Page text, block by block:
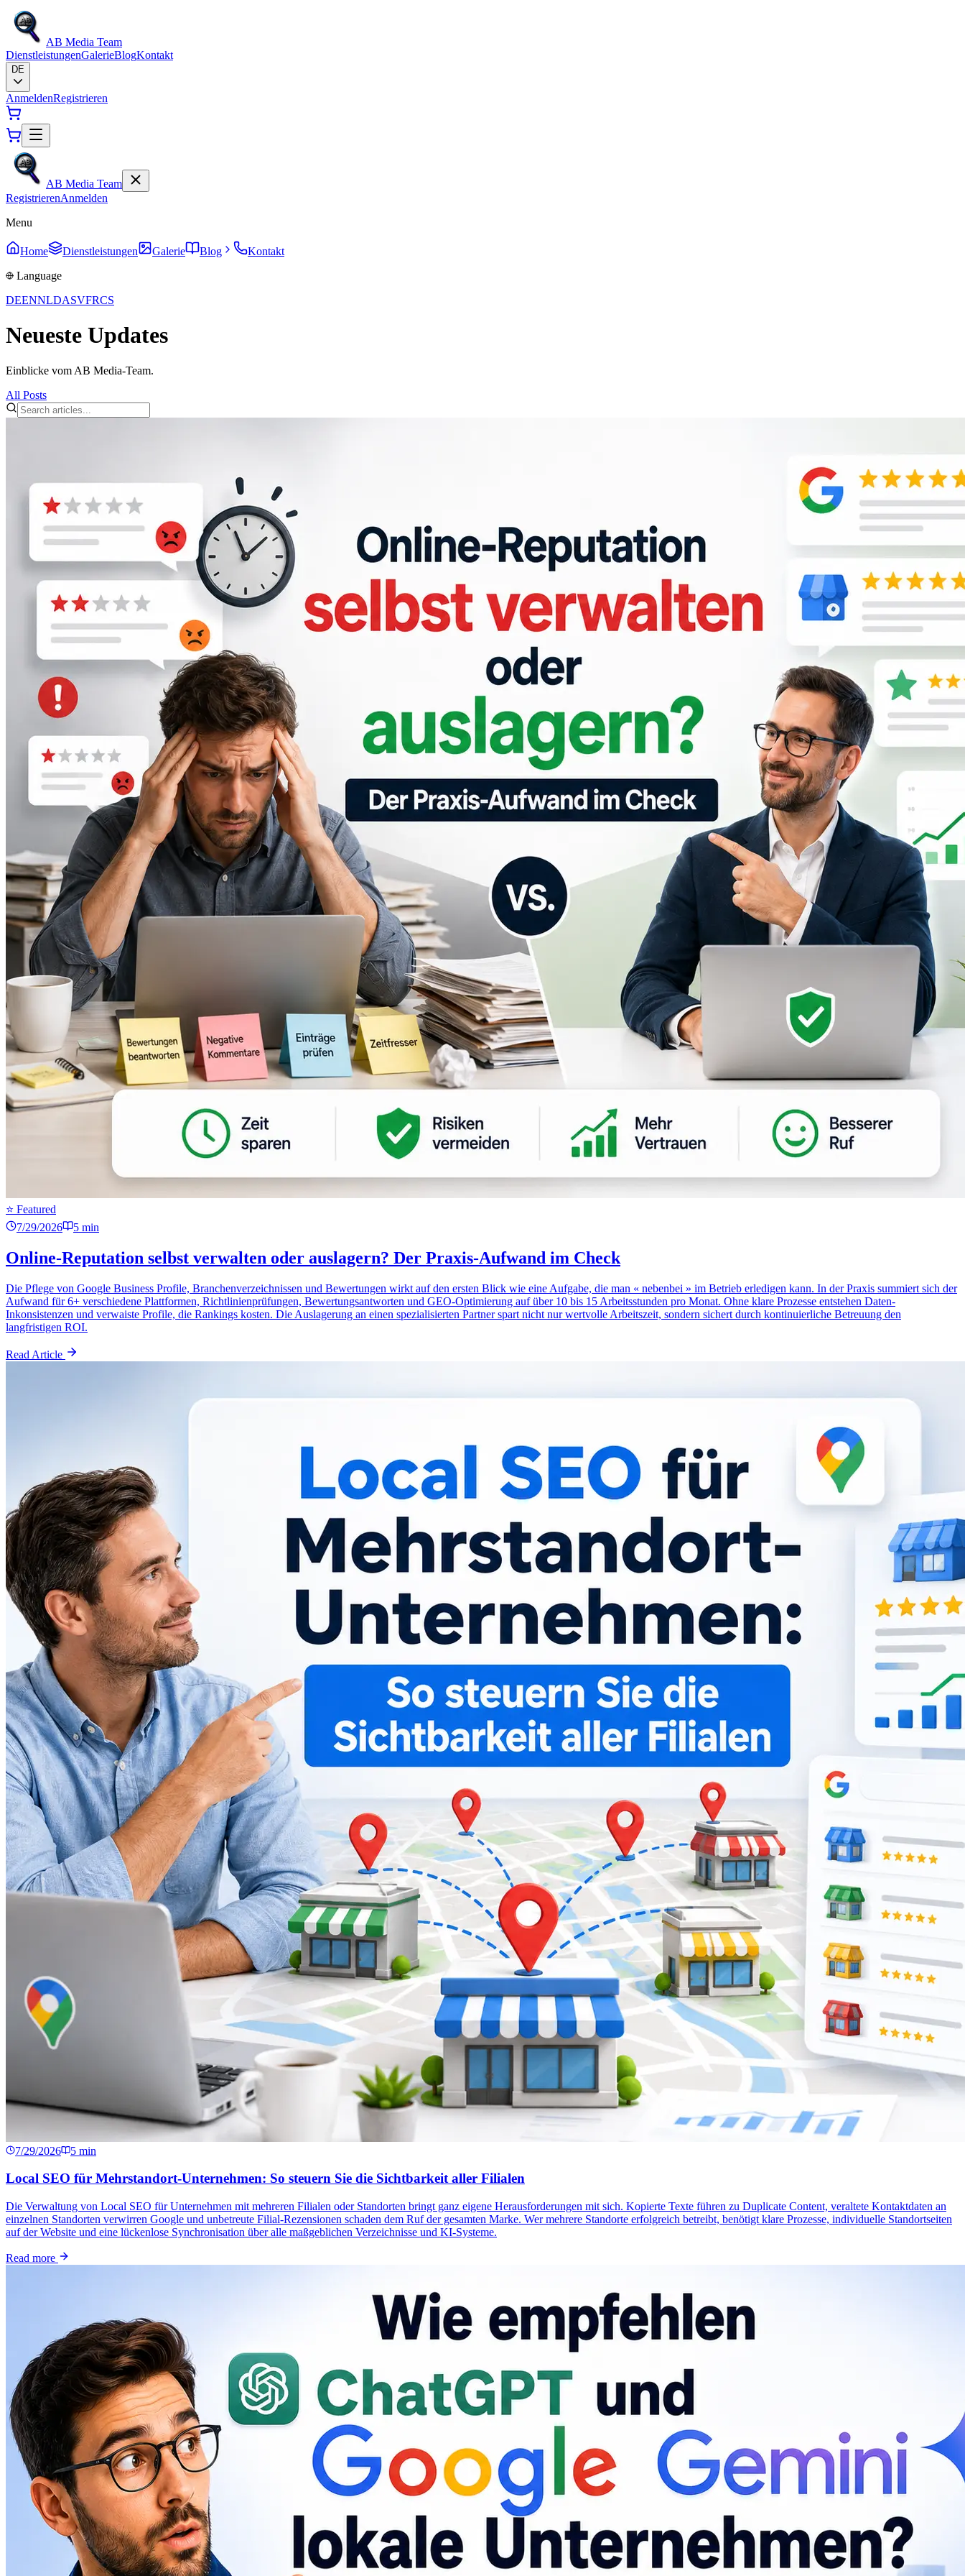
AB Media Team
DienstleistungenGalerieBlogKontakt
DE
AnmeldenRegistrieren
AB Media Team
RegistrierenAnmelden
Menu
Home Dienstleistungen Galerie Blog
Kontakt
Language
DEENNLDASVFRCS
Neueste Updates
Einblicke vom AB Media-Team.
All Posts
⭐ Featured
7/29/2026
5 min
Online-Reputation selbst verwalten oder auslagern? Der Praxis-Aufwand im Check
Die Pflege von Google Business Profile, Branchenverzeichnissen und Bewertungen wirkt auf den ersten Blick wie eine Aufgabe, die man « nebenbei » im Betrieb erledigen kann. In der Praxis summiert sich der
Aufwand für 6+ verschiedene Plattformen, Richtlinienprüfungen, Bewertungsantworten und GEO-Optimierung auf über 10 bis 15 Arbeitsstunden pro Monat. Ohne klare Prozesse entstehen Daten-
Inkonsistenzen und verwaiste Profile, die Rankings kosten. Die Auslagerung an einen spezialisierten Partner spart nicht nur wertvolle Arbeitszeit, sondern sichert durch kontinuierliche Betreuung den
langfristigen ROI.
Read Article
7/29/2026 5 min
Local SEO für Mehrstandort-Unternehmen: So steuern Sie die Sichtbarkeit aller Filialen
Die Verwaltung von Local SEO für Unternehmen mit mehreren Filialen oder Standorten bringt ganz eigene Herausforderungen mit sich. Kopierte Texte führen zu Duplicate Content, veraltete Kontaktdaten an
einzelnen Standorten verwirren Google und unbetreute Filial-Rezensionen schaden dem Ruf der gesamten Marke. Wer mehrere Standorte erfolgreich betreibt, benötigt klare Prozesse, individuelle Standortseiten
auf der Website und eine lückenlose Synchronisation über alle maßgeblichen Verzeichnisse und KI-Systeme.
Read more